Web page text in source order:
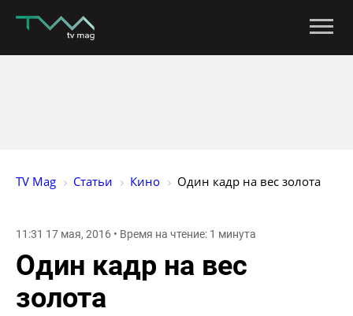
TV Mag Статьи Кино Один кадр на вес золота
11:31 17 мая, 2016 • Время на чтение: 1 минута
Один кадр на вес
золота